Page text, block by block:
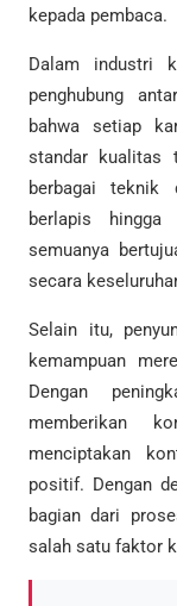
kepada pembaca.
Dalam industri
penghubung
bahwa setiap
standar kualitas
berbagai teknik
berlapis hingga
semuanya
secara
Selain itu,
kemampuan
Dengan
memberikan
menciptakan
positif. Dengan
bagian dari
salah satu faktor